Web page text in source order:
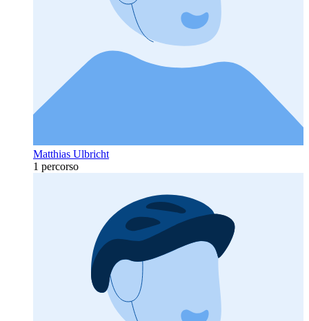
Matthias Ulbricht
1 percorso